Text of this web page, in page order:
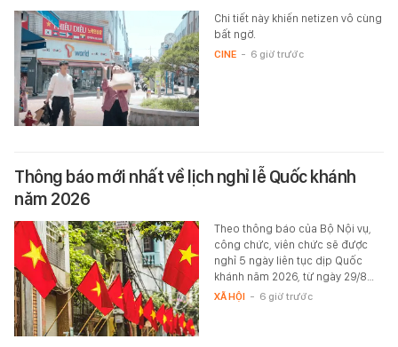
Chi tiết này khiến netizen vô cùng
bất ngờ.
CINE - 6 giờ trước
Thông báo mới nhất về lịch nghỉ lễ Quốc khánh
năm 2026
Theo thông báo của Bộ Nội vụ,
công chức, viên chức sẽ được
nghỉ 5 ngày liên tục dịp Quốc
khánh năm 2026, từ ngày 29/8…
XÃ HỘI - 6 giờ trước